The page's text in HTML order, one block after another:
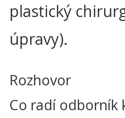
plastický
úpravy).
Rozhovor
Co radí odborník